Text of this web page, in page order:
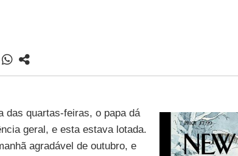
das quartas-feiras, o papa dá
geral, e esta estava lotada.
agradável de outubro, e